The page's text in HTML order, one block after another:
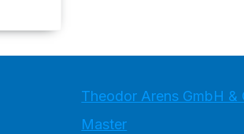
Theodor Arens GmbH &
Master